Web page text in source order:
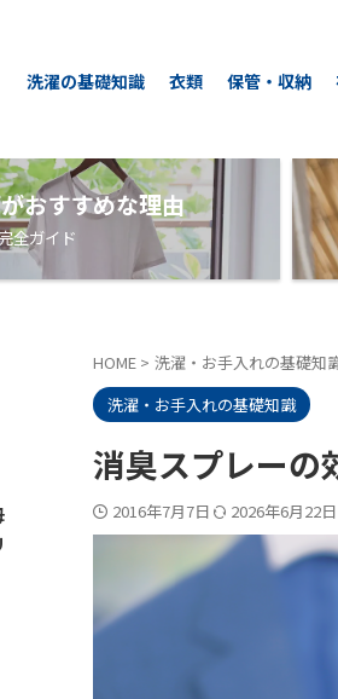
洗濯の基礎知識 衣類 保管・収納
おすすめな理由
全ガイド
HOME > 洗濯・お手入れの基礎知
洗濯・お手入れの基礎知識
消臭スプレーの
2016年7月7日 2026年6月22日